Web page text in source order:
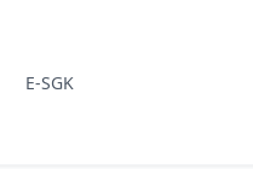
E-SGK